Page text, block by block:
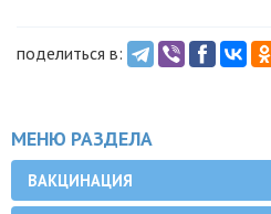
поделиться в:
МЕНЮ РАЗДЕЛА
ВАКЦИНАЦИЯ